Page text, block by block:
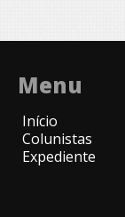
Menu
Início
Colunistas
Expediente